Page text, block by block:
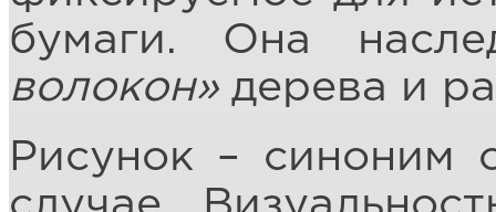
бумаги. Она
волокон»дерева и
Рисунок – синоним